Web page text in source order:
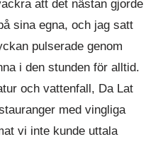
att det nästan gjorde
sina egna, och jag satt
pulserade genom
i den stunden för alltid.
och vattenfall, Da Lat
med vingliga
vi inte kunde uttala